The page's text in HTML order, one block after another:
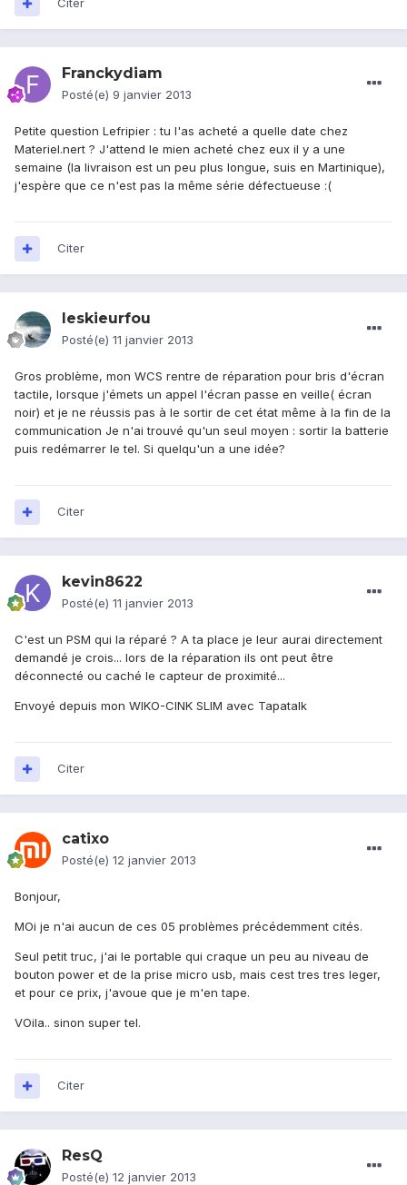
Citer
Franckydiam
Posté(e) 9 janvier 2013
Petite question Lefripier : tu l'as acheté a quelle date chez
Materiel.nert ? J'attend le mien acheté chez eux il y a une
semaine (la livraison est un peu plus longue, suis en Martinique),
j'espère que ce n'est pas la même série défectueuse :(
Citer
leskieurfou
Posté(e) 11 janvier 2013
Gros problème, mon WCS rentre de réparation pour bris d'écran
tactile, lorsque j'émets un appel l'écran passe en veille( écran
noir) et je ne réussis pas à le sortir de cet état même à la fin de la
communication Je n'ai trouvé qu'un seul moyen : sortir la batterie
puis redémarrer le tel. Si quelqu'un a une idée?
Citer
kevin8622
Posté(e) 11 janvier 2013
C'est un PSM qui la réparé ? A ta place je leur aurai directement
demandé je crois... lors de la réparation ils ont peut être
déconnecté ou caché le capteur de proximité...
Envoyé depuis mon WIKO-CINK SLIM avec Tapatalk
Citer
catixo
Posté(e) 12 janvier 2013
Bonjour,
MOi je n'ai aucun de ces 05 problèmes précédemment cités.
Seul petit truc, j'ai le portable qui craque un peu au niveau de
bouton power et de la prise micro usb, mais cest tres tres leger,
et pour ce prix, j'avoue que je m'en tape.
VOila.. sinon super tel.
Citer
ResQ
Posté(e) 12 janvier 2013